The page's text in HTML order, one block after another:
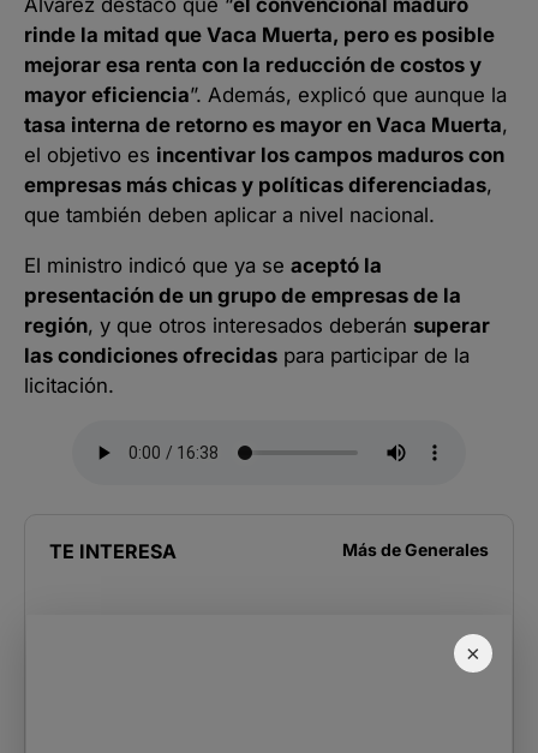
×
rinde la mitad que Vaca Muerta, pero es posible
mejorar esa renta con la reducción de costos y
mayor eficiencia”. Además, explicó que aunque la
tasa interna de retorno es mayor en Vaca Muerta,
el objetivo es incentivar los campos maduros con
empresas más chicas y políticas diferenciadas,
que también deben aplicar a nivel nacional.
El ministro indicó que ya se aceptó la
presentación de un grupo de empresas de la
región, y que otros interesados deberán superar
las condiciones ofrecidas para participar de la
licitación.
TE INTERESA Más deGenerales